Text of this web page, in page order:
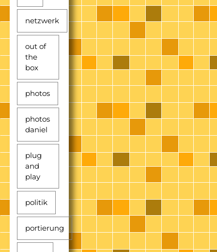
netzwerk
out of
the
box
photos
photos
daniel
plug
and
play
politik
portierung